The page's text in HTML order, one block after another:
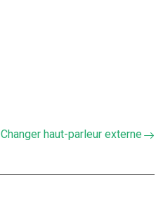
Changer haut-parleur externe